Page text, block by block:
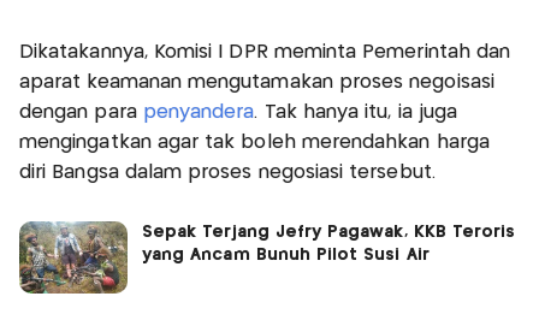
Dikatakannya, Komisi I DPR meminta Pemerintah dan
aparat keamanan mengutamakan proses negoisasi
dengan para penyandera. Tak hanya itu, ia juga
mengingatkan agar tak boleh merendahkan harga
diri Bangsa dalam proses negosiasi tersebut.
Sepak Terjang Jefry Pagawak, KKB Teroris
yang Ancam Bunuh Pilot Susi Air